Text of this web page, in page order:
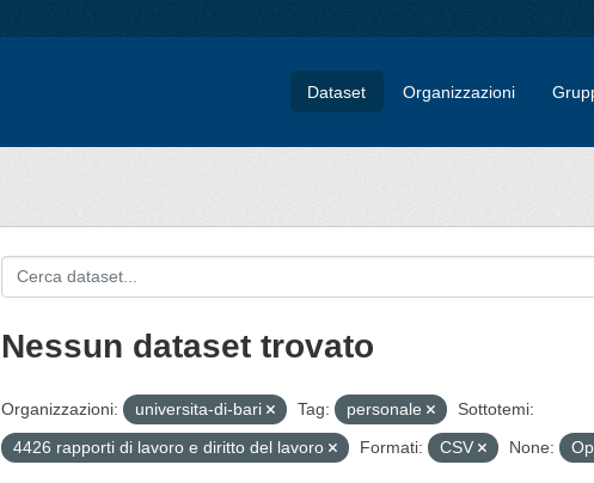
Dataset Organizzazioni
Nessun dataset trovato
Organizzazioni: universita-di-bari Tag: personale
Sottotemi:
4426 rapporti di lavoro e diritto del lavoro
Formati: CSV None: